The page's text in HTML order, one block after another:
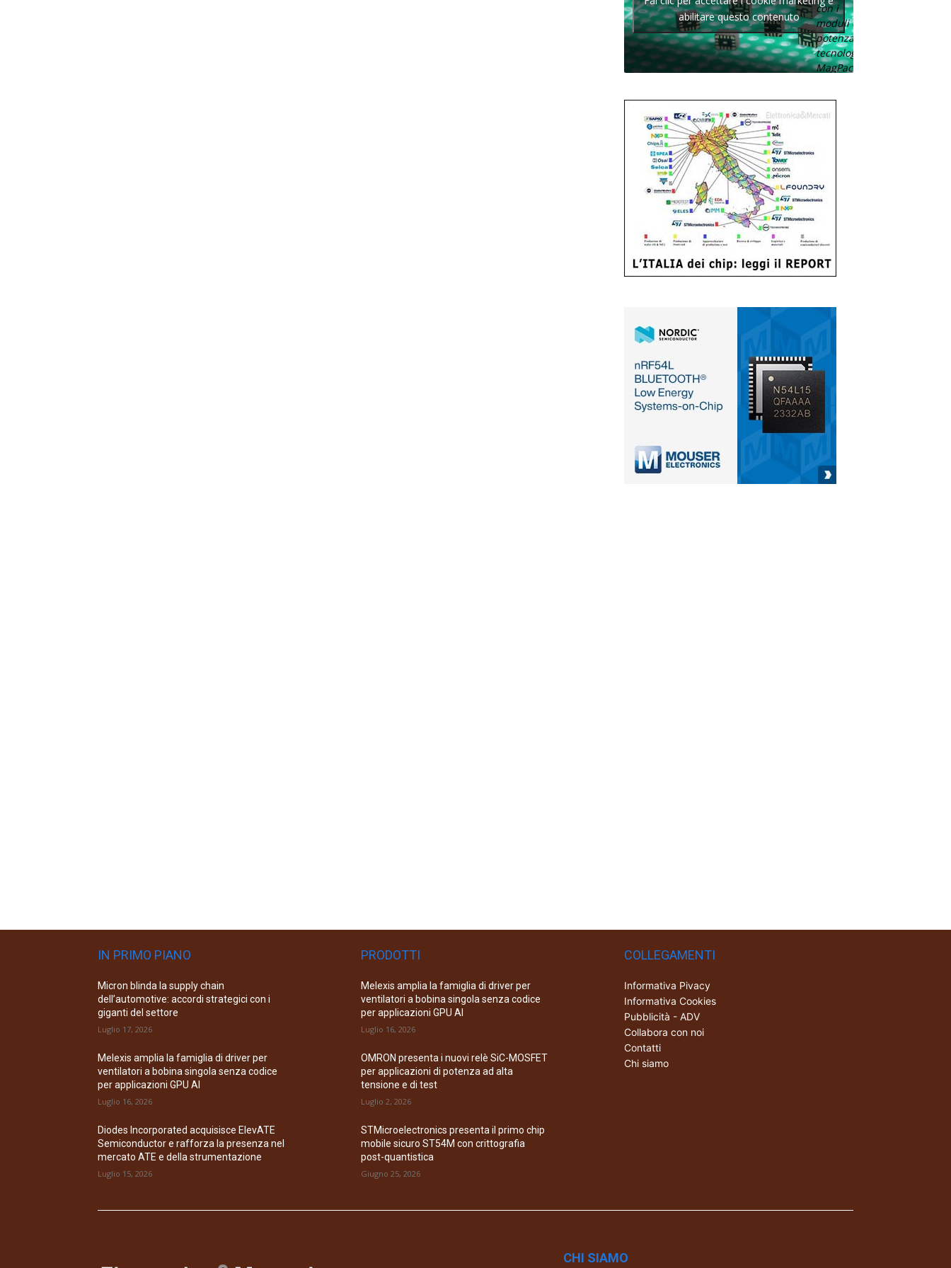
con i
moduli di
potenza con
tecnologia
MagPack.
abilitare questo contenuto
IN PRIMO PIANO
Micron blinda la supply chain
dell’automotive: accordi strategici con i
giganti del settore
Luglio 17, 2026
Melexis amplia la famiglia di driver per
ventilatori a bobina singola senza codice
per applicazioni GPU AI
Luglio 16, 2026
Diodes Incorporated acquisisce ElevATE
Semiconductor e rafforza la presenza nel
mercato ATE e della strumentazione
Luglio 15, 2026
PRODOTTI
Melexis amplia la famiglia di driver per
ventilatori a bobina singola senza codice
per applicazioni GPU AI
Luglio 16, 2026
OMRON presenta i nuovi relè SiC-MOSFET
per applicazioni di potenza ad alta
tensione e di test
Luglio 2, 2026
STMicroelectronics presenta il primo chip
mobile sicuro ST54M con crittografia
post-quantistica
Giugno 25, 2026
COLLEGAMENTI
Informativa Pivacy
Informativa Cookies
Pubblicità - ADV
Collabora con noi
Contatti
Chi siamo
CHI SIAMO